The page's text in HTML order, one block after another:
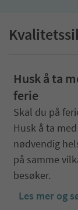
Husk å ta
ferie
Skal du på
Husk å ta
nødvendig
på samme
besøker.
Les mer og